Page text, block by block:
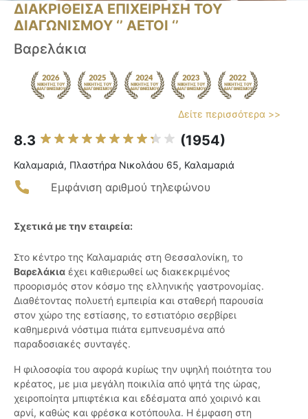
ΔΙΑΚΡΙΘΕΙΣΑ ΕΠΙΧΕΙΡΗΣΗ ΤΟΥ
ΔΙΑΓΩΝΙΣΜΟΥ ‘’ ΑΕΤΟΙ ‘’
Βαρελάκια
Δείτε περισσότερα >>
8.3 (1954)
Καλαμαριά, Πλαστήρα Νικολάου 65, Καλαμαριά
Εμφάνιση αριθμού τηλεφώνου
Σχετικά με την εταιρεία:
Στο κέντρο της Καλαμαριάς στη Θεσσαλονίκη, το
Βαρελάκια έχει καθιερωθεί ως διακεκριμένος
προορισμός στον κόσμο της ελληνικής γαστρονομίας.
Διαθέτοντας πολυετή εμπειρία και σταθερή παρουσία
στον χώρο της εστίασης, το εστιατόριο σερβίρει
καθημερινά νόστιμα πιάτα εμπνευσμένα από
παραδοσιακές συνταγές.
Η φιλοσοφία του αφορά κυρίως την υψηλή ποιότητα του
κρέατος, με μια μεγάλη ποικιλία από ψητά της ώρας,
χειροποίητα μπιφτέκια και εδέσματα από χοιρινό και
αρνί, καθώς και φρέσκα κοτόπουλα. Η έμφαση στη